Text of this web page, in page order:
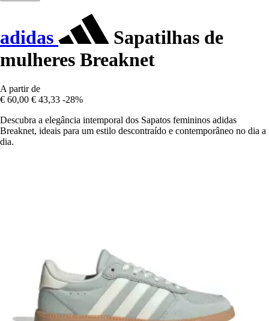
adidas
Sapatilhas de
mulheres Breaknet
A partir de
€ 60,00 € 43,33 -28%
Descubra a elegância intemporal dos Sapatos femininos adidas
Breaknet, ideais para um estilo descontraído e contemporâneo no dia a
dia.